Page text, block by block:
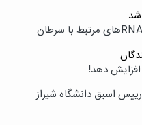
شد
افزایش دهد!
اسبق دانشگاه شیراز